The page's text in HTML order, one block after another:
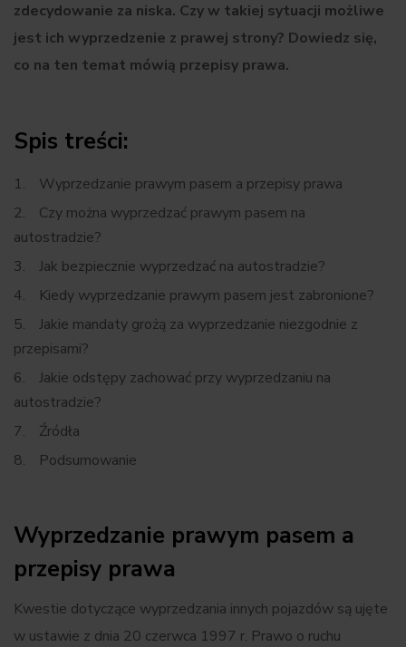
zdecydowanie za niska. Czy w takiej sytuacji możliwe
jest ich wyprzedzenie z prawej strony? Dowiedz się,
co na ten temat mówią przepisy prawa.
Spis treści:
Wyprzedzanie prawym pasem a przepisy prawa
Czy można wyprzedzać prawym pasem na
autostradzie?
Jak bezpiecznie wyprzedzać na autostradzie?
Kiedy wyprzedzanie prawym pasem jest zabronione?
Jakie mandaty grożą za wyprzedzanie niezgodnie z
przepisami?
Jakie odstępy zachować przy wyprzedzaniu na
autostradzie?
Źródła
Podsumowanie
Wyprzedzanie prawym pasem a
przepisy prawa
Kwestie dotyczące wyprzedzania innych pojazdów są ujęte
w ustawie z dnia 20 czerwca 1997 r. Prawo o ruchu